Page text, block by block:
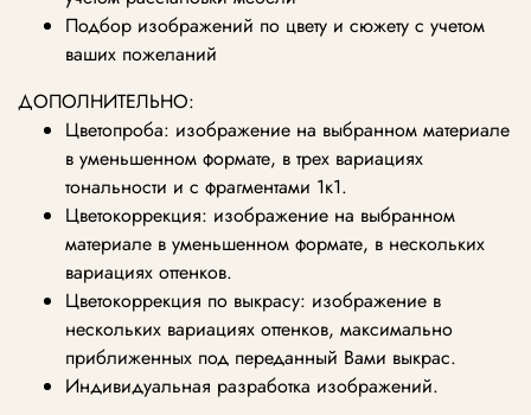
Подбор изображений по цвету и сюжету с учетом
ваших пожеланий
ДОПОЛНИТЕЛЬНО:
Цветопроба: изображение на выбранном материале
в уменьшенном формате, в трех вариациях
тональности и с фрагментами 1к1.
Цветокоррекция: изображение на выбранном
материале в уменьшенном формате, в нескольких
вариациях оттенков.
Цветокоррекция по выкрасу: изображение в
нескольких вариациях оттенков, максимально
приближенных под переданный Вами выкрас.
Индивидуальная разработка изображений.